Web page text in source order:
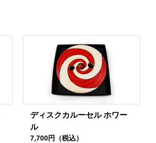
ディスクカルーセル ホワー
ル
7,700円（税込）